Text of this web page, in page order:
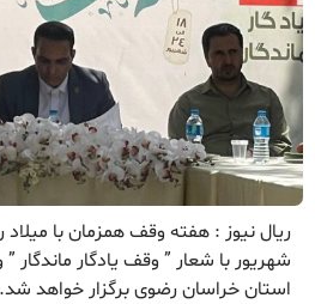
شهریور با شعار ” وقف یادگار ماندگار
استان خراسان رضوی برگزار خواهد شد.